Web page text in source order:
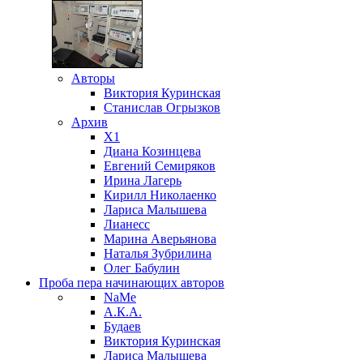
Авторы
Виктория Куринская
Станислав Огрызков
Архив
X1
Диана Козинцева
Евгений Семиряков
Ирина Лагерь
Кирилл Николаенко
Лариса Малышева
Лианесс
Марина Аверьянова
Наталья Зубрилина
Олег Бабулин
Проба пера начинающих авторов
NaMe
А.К.А.
Будаев
Виктория Куринская
Лариса Малышева